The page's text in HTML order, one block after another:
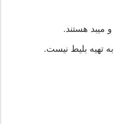
میبد هستند.
به تهیه بلیط نیست.